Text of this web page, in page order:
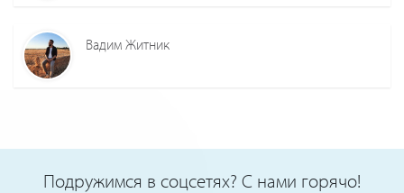
Вадим Житник
Подружимся в соцсетях? С нами горячо!